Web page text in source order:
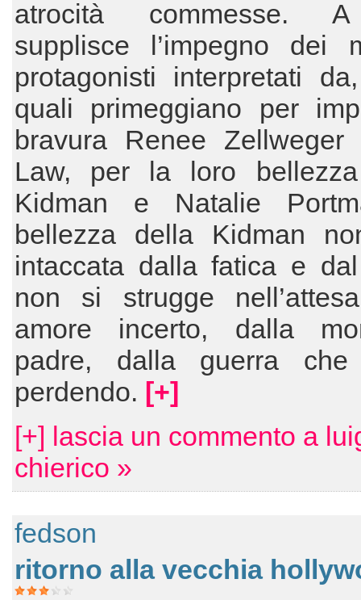
atrocità commesse.
supplisce l’impegno dei
protagonisti interpretati
quali primeggiano per
bravura Renee
Law, per la loro
Kidman e Natalie
bellezza della Kidman
intaccata dalla fatica e
non si strugge
amore incerto, dalla
padre, dalla guerra
perdendo. [+]
[+] lascia un commento a
chierico »
fedson
ritorno alla vecchia